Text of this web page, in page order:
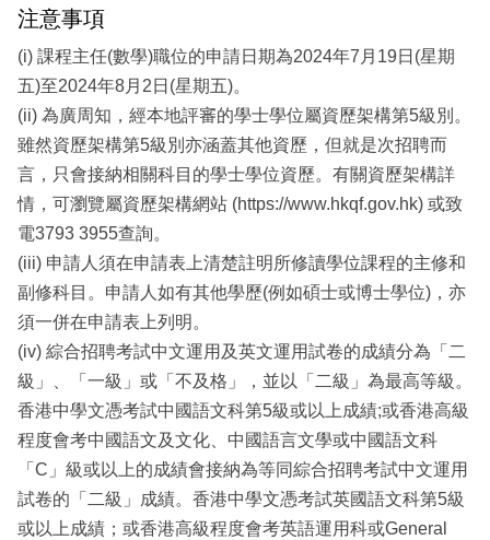
注意事項
(i) 課程主任(數學)職位的申請日期為2024年7月19日(星期
五)至2024年8月2日(星期五)。
(ii) 為廣周知，經本地評審的學士學位屬資歷架構第5級別。
雖然資歷架構第5級別亦涵蓋其他資歷，但就是次招聘而
言，只會接納相關科目的學士學位資歷。有關資歷架構詳
情，可瀏覽屬資歷架構網站 (https://www.hkqf.gov.hk) 或致
電3793 3955查詢。
(iii) 申請人須在申請表上清楚註明所修讀學位課程的主修和
副修科目。申請人如有其他學歷(例如碩士或博士學位)，亦
須一併在申請表上列明。
(iv) 綜合招聘考試中文運用及英文運用試卷的成績分為「二
級」、「一級」或「不及格」，並以「二級」為最高等級。
香港中學文憑考試中國語文科第5級或以上成績;或香港高級
程度會考中國語文及文化、中國語言文學或中國語文科
「C」級或以上的成績會接納為等同綜合招聘考試中文運用
試卷的「二級」成績。香港中學文憑考試英國語文科第5級
或以上成績；或香港高級程度會考英語運用科或General